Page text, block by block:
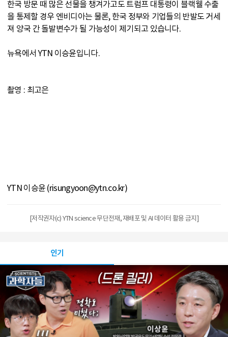
한국 방문 때 많은 선물을 챙겨가고도 트럼프 대통령이 블랙웰 수출
을 통제할 경우 엔비디아는 물론, 한국 정부와 기업들의 반발도 거세
져 양국 간 돌발변수가 될 가능성이 제기되고 있습니다.
뉴욕에서 YTN 이승윤입니다.
촬영 : 최고은
YTN 이승윤 (risungyoon@ytn.co.kr)
[저작권자(c) YTN science 무단전재, 재배포 및 AI 데이터 활용 금지]
인기